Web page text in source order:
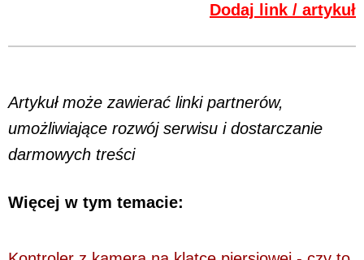
Dodaj link / artykuł
Artykuł może zawierać linki partnerów,
umożliwiające rozwój serwisu i dostarczanie
darmowych treści
Więcej w tym temacie: